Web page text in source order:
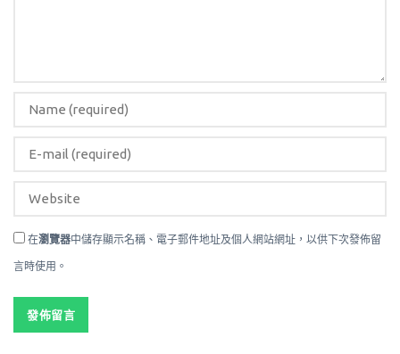
在瀏覽器中儲存顯示名稱、電子郵件地址及個人網站網址，以供下次發佈留
言時使用。